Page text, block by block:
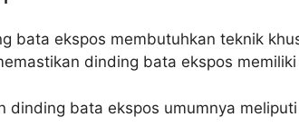
bata ekspos membutuhkan teknik
dinding bata ekspos
dinding bata ekspos umumnya